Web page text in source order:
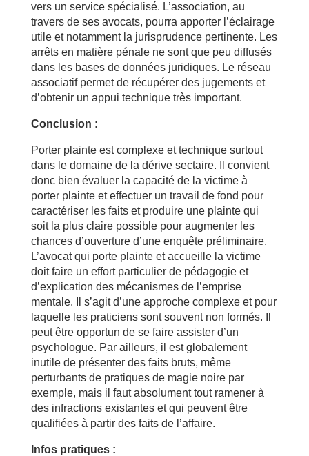
vers un service spécialisé. L’association, au
travers de ses avocats, pourra apporter l’éclairage
utile et notamment la jurisprudence pertinente. Les
arrêts en matière pénale ne sont que peu diffusés
dans les bases de données juridiques. Le réseau
associatif permet de récupérer des jugements et
d’obtenir un appui technique très important.
Conclusion :
Porter plainte est complexe et technique surtout
dans le domaine de la dérive sectaire. Il convient
donc bien évaluer la capacité de la victime à
porter plainte et effectuer un travail de fond pour
caractériser les faits et produire une plainte qui
soit la plus claire possible pour augmenter les
chances d’ouverture d’une enquête préliminaire.
L’avocat qui porte plainte et accueille la victime
doit faire un effort particulier de pédagogie et
d’explication des mécanismes de l’emprise
mentale. Il s’agit d’une approche complexe et pour
laquelle les praticiens sont souvent non formés. Il
peut être opportun de se faire assister d’un
psychologue. Par ailleurs, il est globalement
inutile de présenter des faits bruts, même
perturbants de pratiques de magie noire par
exemple, mais il faut absolument tout ramener à
des infractions existantes et qui peuvent être
qualifiées à partir des faits de l’affaire.
Infos pratiques :